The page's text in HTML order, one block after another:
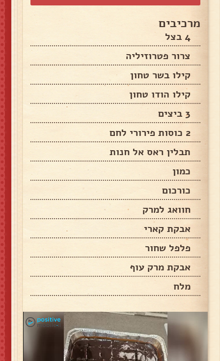
מרכיבים
4 בצל
צרור פטרוזיליה
קילו בשר טחון
קילו הודו טחון
3 ביצים
2 כוסות פירורי לחם
תבלין ראס אל חנות
כמון
כורכום
חוואג למרק
אבקת קארי
פלפל שחור
אבקת מרק עוף
מלח